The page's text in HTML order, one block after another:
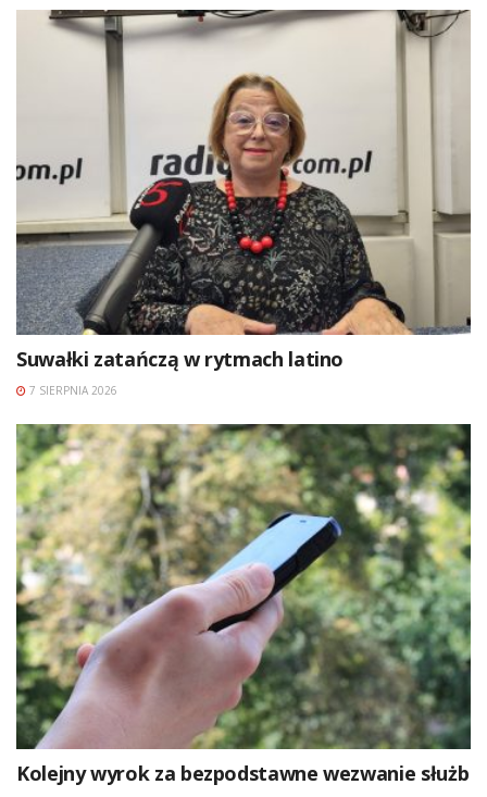
Suwałki zatańczą w rytmach latino
7 SIERPNIA 2026
Kolejny wyrok za bezpodstawne wezwanie służb